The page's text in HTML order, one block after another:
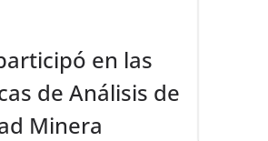
en las
de Análisis de
Minera